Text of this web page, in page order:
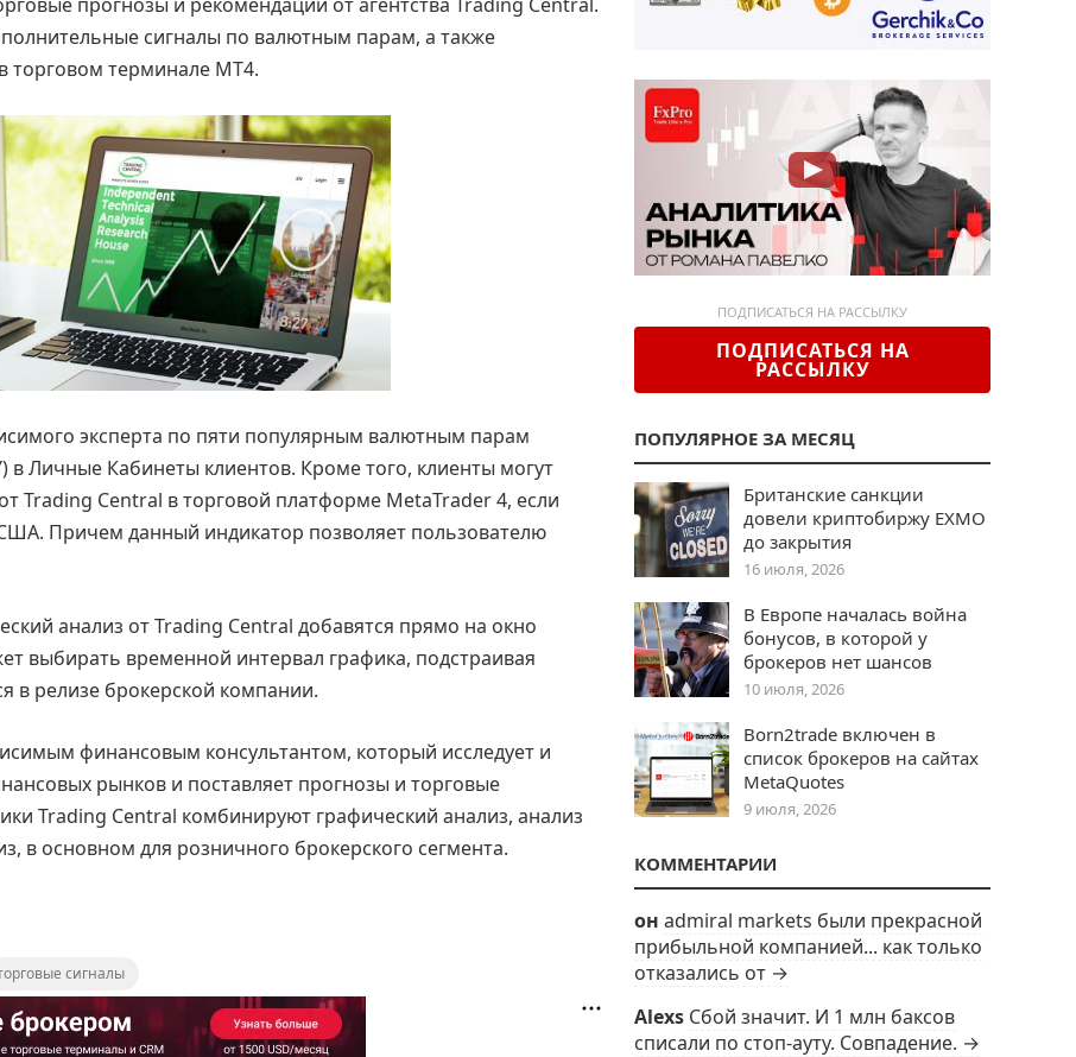
сигналы по валютным парам, а также
торговом терминале МТ4.
эксперта по пяти популярным валютным парам
в Личные Кабинеты клиентов. Кроме того, клиенты могут
Trading Central в торговой платформе MetaTrader 4, если
Причем данный индикатор позволяет пользователю
анализ от Trading Central добавятся прямо на окно
выбирать временной интервал графика, подстраивая
в релизе брокерской компании.
финансовым консультантом, который исследует и
рынков и поставляет прогнозы и торговые
Trading Central комбинируют графический анализ, анализ
в основном для розничного брокерского сегмента.
сигналы
ПОДПИСАТЬСЯ НА РАССЫЛКУ
ПОДПИСАТЬСЯ НА
РАССЫЛКУ
ПОПУЛЯРНОЕ ЗА МЕСЯЦ
Британские санкции
довели криптобиржу EXMO
до закрытия
16 июля, 2026
В Европе началась война
бонусов, в которой у
брокеров нет шансов
10 июля, 2026
Born2trade включен в
список брокеров на сайтах
MetaQuotes
9 июля, 2026
КОММЕНТАРИИ
он admiral markets были прекрасной
прибыльной компанией... как только
отказались от →
Alexs Сбой значит. И 1 млн баксов
списали по стоп-ауту. Совпадение. →